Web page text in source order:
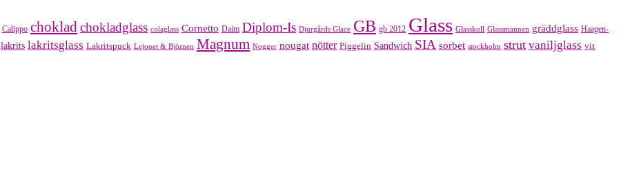
Calippo choklad chokladglass colaglass Cornetto Daim Diplom-Is Djurgårds Glace GB gb 2012 Glass Glasskoll Glassmannen gräddglass Haagen-
lakrits lakritsglass Lakritspuck Lejonet & Björnen Magnum Nogger nougat nötter Piggelin Sandwich SIA sorbet stockholm strut vaniljglass vit